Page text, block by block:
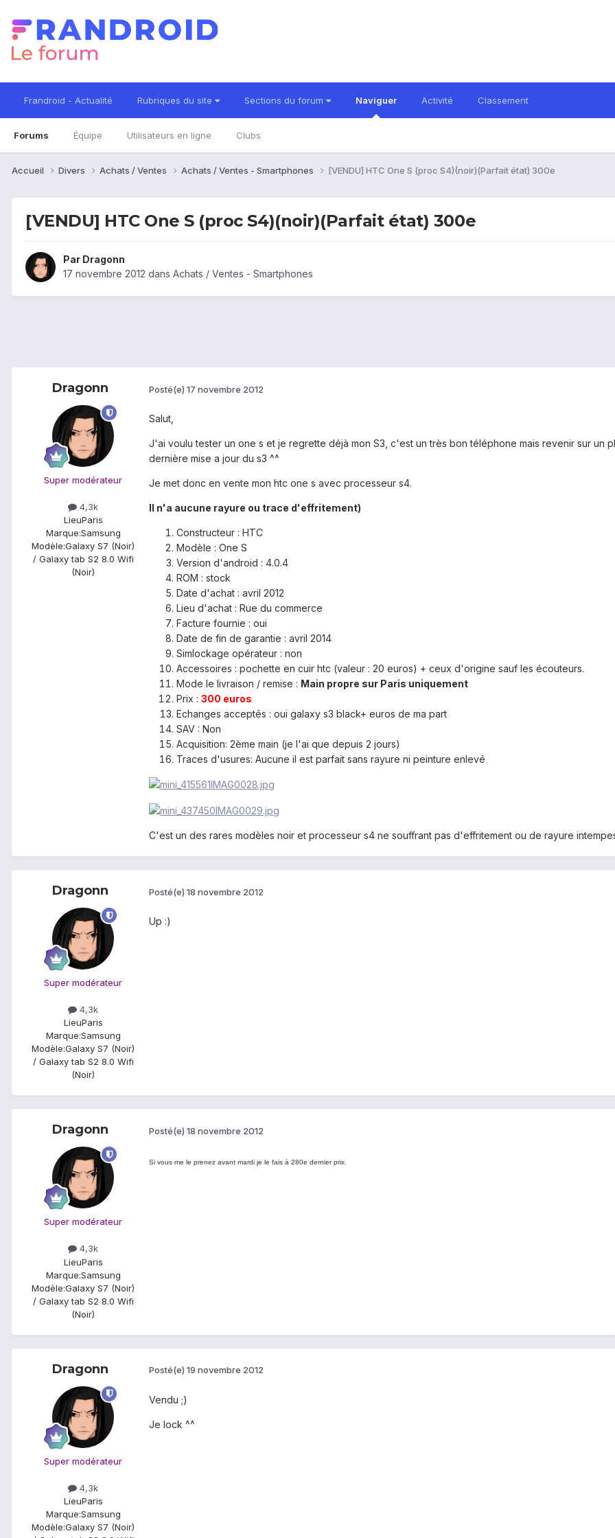
Frandroid - Actualité Rubriques du site Sections du forum Naviguer
Forums Équipe Utilisateurs en ligne Clubs
Activité Classement
Accueil Divers Achats / Ventes Achats / Ventes - Smartphones [VENDU] HTC One S (proc S4)(noir)(Parfait état) 300e
[VENDU] HTC One S (proc S4)(noir)(Parfait état) 300e
Par Dragonn
17 novembre 2012 dans Achats / Ventes - Smartphones
Dragonn
Super modérateur
4,3k
LieuParis
Marque:Samsung
Modèle:Galaxy S7 (Noir)
/ Galaxy tab S2 8.0 Wifi
(Noir)
Posté(e) 17 novembre 2012
Salut,
J'ai voulu tester un one s et je regrette déjà mon S3, c'est un très bon téléphone mais revenir sur un
dernière mise a jour du s3 ^^
Je met donc en vente mon htc one s avec processeur s4.
Il n'a aucune rayure ou trace d'effritement)
Constructeur : HTC
Modèle : One S
Version d'android : 4.0.4
ROM : stock
Date d'achat : avril 2012
Lieu d'achat : Rue du commerce
Facture fournie : oui
Date de fin de garantie : avril 2014
Simlockage opérateur : non
Accessoires : pochette en cuir htc (valeur : 20 euros) + ceux d'origine sauf les écouteurs.
Mode le livraison / remise : Main propre sur Paris uniquement
Prix : 300 euros
Echanges acceptés : oui galaxy s3 black+ euros de ma part
SAV : Non
Acquisition: 2ème main (je l'ai que depuis 2 jours)
Traces d'usures: Aucune il est parfait sans rayure ni peinture enlevé
C'est un des rares modèles noir et processeur s4 ne souffrant pas d'effritement ou de rayure
Dragonn
Super modérateur
4,3k
LieuParis
Marque:Samsung
Modèle:Galaxy S7 (Noir)
/ Galaxy tab S2 8.0 Wifi
(Noir)
Posté(e) 18 novembre 2012
Up :)
Dragonn
Super modérateur
4,3k
LieuParis
Marque:Samsung
Modèle:Galaxy S7 (Noir)
/ Galaxy tab S2 8.0 Wifi
(Noir)
Posté(e) 18 novembre 2012
Si vous me le prenez avant mardi je le fais à 280e dernier prix.
Dragonn
Super modérateur
4,3k
LieuParis
Marque:Samsung
Modèle:Galaxy S7 (Noir)
Posté(e) 19 novembre 2012
Vendu ;)
Je lock ^^